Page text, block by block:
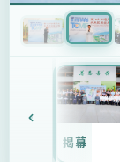
揭幕